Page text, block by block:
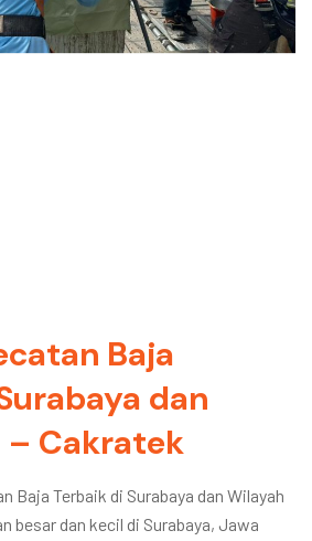
Baja
dan
– Cakratek
Baja Terbaik di Surabaya dan Wilayah
besar dan kecil di Surabaya, Jawa